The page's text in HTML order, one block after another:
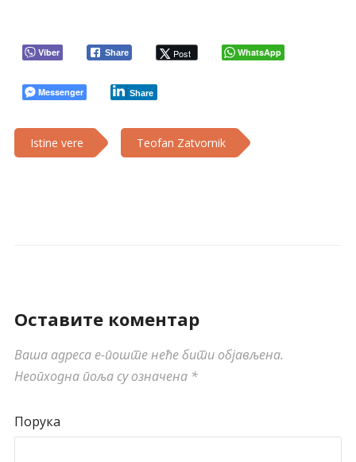
Viber Share Post WhatsApp
Messenger Share
Istine vere Teofan Zatvornik
Оставите коментар
Ваша адреса е-поште неће бити објављена.
Неопходна поља су означена *
Порука